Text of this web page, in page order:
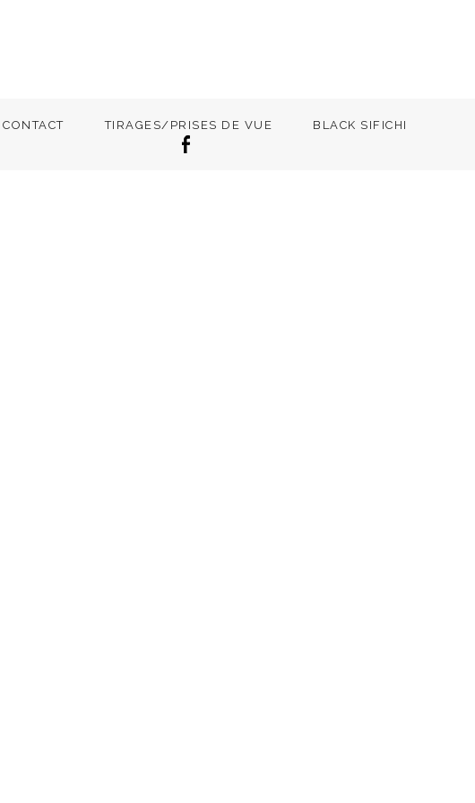
CONTACT TIRAGES/PRISES DE VUE BLACK SIFICHI